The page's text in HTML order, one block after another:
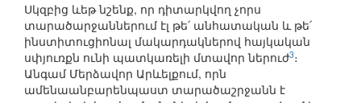
Սկզբից ևեթ նշենք, որ դիտարկվող չորս
տարածարջաններում էլ թե՛ անհատական և թե՛
ինստիտուցիոնալ մակարդակներով հայկական
սփյուռքն ունի պատկառելի մտավոր ներուժ3։
Անգամ Մերձավոր Արևելքում, որն
ամենաանբարենպաստ տարածաշրջանն է